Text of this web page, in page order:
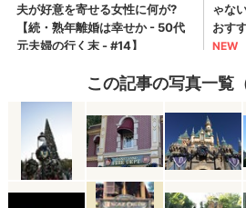
この記事の写真一覧